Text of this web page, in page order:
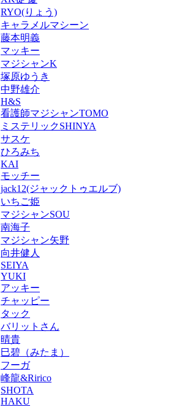
RYO(りょう)
キャラメルマシーン
藤本明義
マッキー
マジシャンK
塚原ゆうき
中野雄介
H&S
看護師マジシャンTOMO
ミステリックSHINYA
サスケ
ひろみち
KAI
モッチー
jack12(ジャックトゥエルブ)
いちご姫
マジシャンSOU
南海子
マジシャン矢野
向井健人
SEIYA
YUKI
アッキー
チャッピー
タック
バリットさん
晴貴
巳碧（みたま）
フーガ
峰龍&Ririco
SHOTA
HAKU